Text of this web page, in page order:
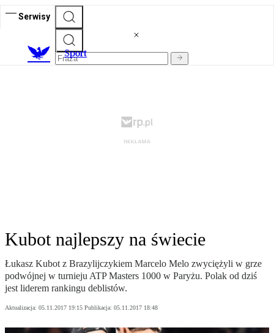
Serwisy
Sport
Kubot najlepszy na świecie
Łukasz Kubot z Brazylijczykiem Marcelo Melo zwyciężyli w grze
podwójnej w turnieju ATP Masters 1000 w Paryżu. Polak od dziś
jest liderem rankingu deblistów.
Aktualizacja: 05.11.2017 19:15 Publikacja: 05.11.2017 18:48